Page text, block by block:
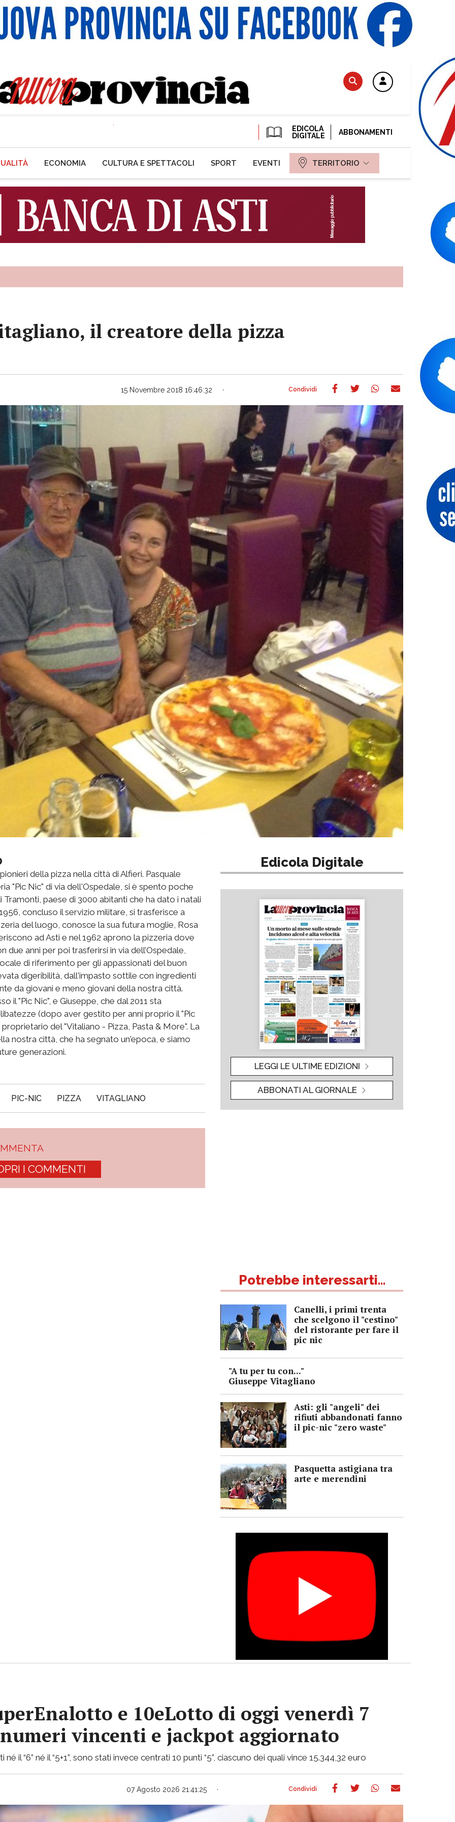
EDICOLA
DIGITALE
ABBONAMENTI
ECONOMIA CULTURA E SPETTACOLI SPORT EVENTI TERRITORIO
il creatore della pizza
15 Novembre 2018 16:46:32
della pizza nella città di Alfieri. Pasquale
"Pic Nic" di via dell'Ospedale, si è spento poche
paese di 3000 abitanti che ha dato i natali
concluso il servizio militare, si trasferisce a
del luogo, conosce la sua futura moglie, Rosa
ad Asti e nel 1962 aprono la pizzeria dove
anni per poi trasferirsi in via dell’Ospedale,
di riferimento per gli appassionati del buon
digeribilità, dall'impasto sottile con ingredienti
da giovani e meno giovani della nostra città.
il "Pic Nic", e Giuseppe, che dal 2011 sta
(dopo aver gestito per anni proprio il "Pic
del "Vitaliano - Pizza, Pasta & More". La
nostra città, che ha segnato un'epoca, e siamo
generazioni.
PIC-NIC PIZZA VITAGLIANO
I COMMENTI
Edicola Digitale
LEGGI LE ULTIME EDIZIONI
ABBONATI AL GIORNALE
Potrebbe interessarti...
Canelli, i primi trenta
che scelgono il "cestino"
del ristorante per fare il
pic nic
"A tu per tu con..."
Giuseppe Vitagliano
Asti: gli "angeli" dei
rifiuti abbandonati fanno
il pic-nic "zero waste"
Pasquetta astigiana tra
arte e merendini
e 10eLotto di oggi venerdì 7
vincenti e jackpot aggiornato
il “6” né il “5+1”, sono stati invece centrati 10 punti “5”, ciascuno dei quali vince 15.344,32 euro
07 Agosto 2026 21:41:25